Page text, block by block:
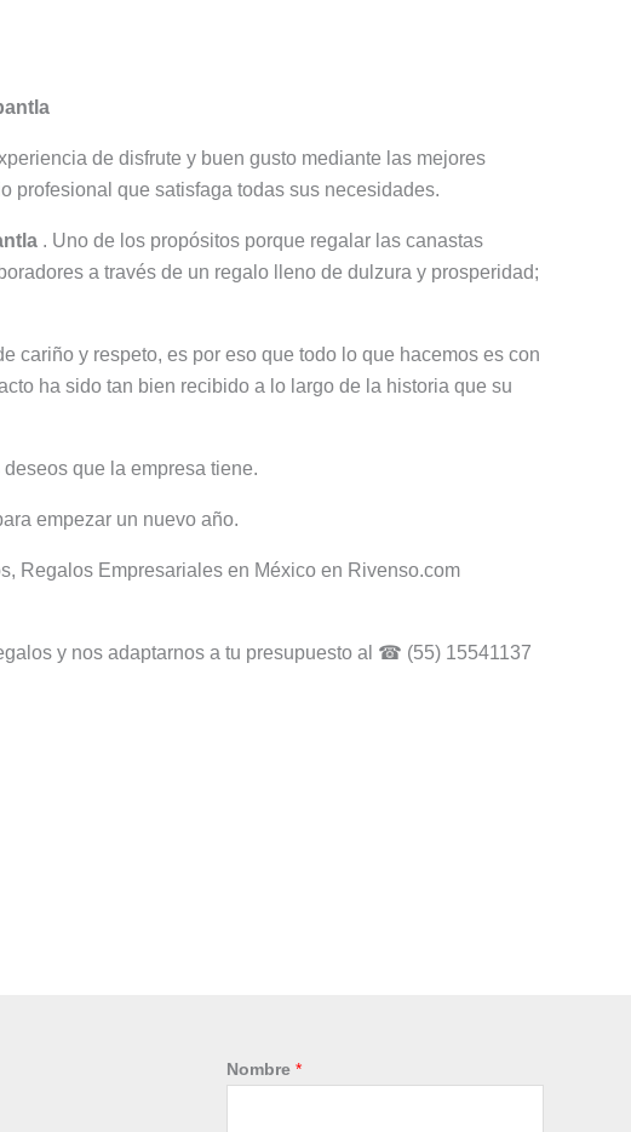
de disfrute y buen gusto mediante las mejores
profesional que satisfaga todas sus necesidades.
. Uno de los propósitos porque regalar las canastas
a través de un regalo lleno de dulzura y prosperidad;
cariño y respeto, es por eso que todo lo que hacemos es con
ha sido tan bien recibido a lo largo de la historia que su
que la empresa tiene.
empezar un nuevo año.
Regalos Empresariales en México en Rivenso.com
y nos adaptarnos a tu presupuesto al ☎ (55) 15541137
Nombre *